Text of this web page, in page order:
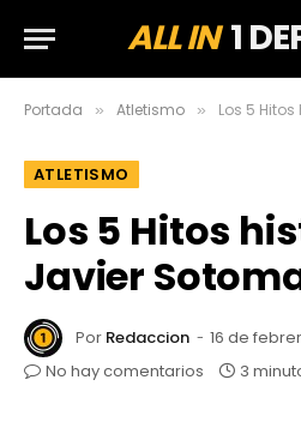
ALL IN1
Portada » Atletismo » Los 5 Hitos
ATLETISMO
Los 5 Hitos
Javier
Por Redaccion
16 de
No hay comentarios
3